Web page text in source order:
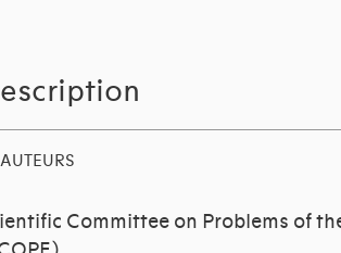
AUTEURS
Committee on Problems of